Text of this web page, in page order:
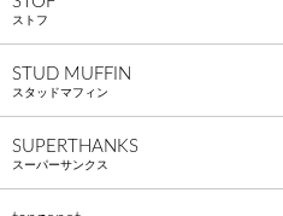
ストフ
STUD MUFFIN
スタッドマフィン
SUPERTHANKS
スーパーサンクス